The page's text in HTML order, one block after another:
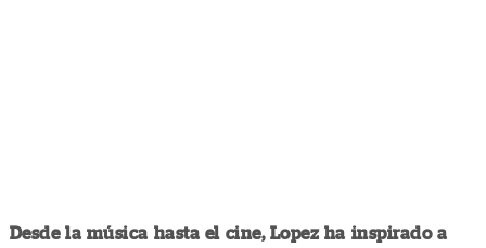
Desde la música hasta el cine, Lopez ha inspirado a